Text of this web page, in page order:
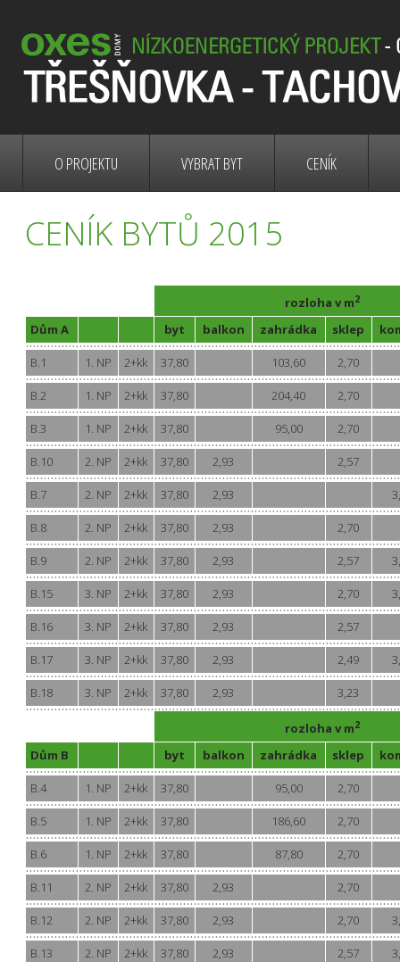
O PROJEKTU VYBRAT BYT CENÍK
CENÍK BYTŮ 2015
rozloha v m2
Dům A byt balkon zahrádka sklep
B.1 1. NP 2+kk 37,80 103,60 2,70
B.2 1. NP 2+kk 37,80 204,40 2,70
B.3 1. NP 2+kk 37,80 95,00 2,70
B.10 2. NP 2+kk 37,80 2,93 2,57
B.7 2. NP 2+kk 37,80 2,93
B.8 2. NP 2+kk 37,80 2,93 2,70
B.9 2. NP 2+kk 37,80 2,93 2,57
B.15 3. NP 2+kk 37,80 2,93 2,70
B.16 3. NP 2+kk 37,80 2,93 2,57
B.17 3. NP 2+kk 37,80 2,93 2,49
B.18 3. NP 2+kk 37,80 2,93 3,23
rozloha v m2
Dům B byt balkon zahrádka sklep
B.4 1. NP 2+kk 37,80 95,00 2,70
B.5 1. NP 2+kk 37,80 186,60 2,70
B.6 1. NP 2+kk 37,80 87,80 2,70
B.11 2. NP 2+kk 37,80 2,93 2,70
B.12 2. NP 2+kk 37,80 2,93 2,70
B.13 2. NP 2+kk 37,80 2,93 2,57